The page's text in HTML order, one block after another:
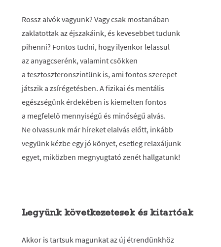
Rossz alvók vagyunk? Vagy csak mostanában
zaklatottak az éjszakáink, és kevesebbet tudunk
pihenni? Fontos tudni, hogy ilyenkor lelassul
az anyagcserénk, valamint csökken
a tesztoszteronszintünk is, ami fontos szerepet
játszik a zsírégetésben. A fizikai és mentális
egészségünk érdekében is kiemelten fontos
a megfelelő mennyiségű és minőségű alvás.
Ne olvassunk már híreket elalvás előtt, inkább
vegyünk kézbe egy jó könyet, esetleg relaxáljunk
egyet, miközben megnyugtató zenét hallgatunk!
Legyünk következetesek és kitartóak
Akkor is tartsuk magunkat az új étrendünkhöz